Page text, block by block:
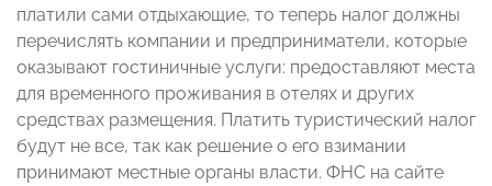
платили сами отдыхающие, то теперь налог должны
перечислять компании и предприниматели, которые
оказывают гостиничные услуги: предоставляют места
для временного проживания в отелях и других
средствах размещения. Платить туристический налог
будут не все, так как решение о его взимании
принимают местные органы власти. ФНС на сайте